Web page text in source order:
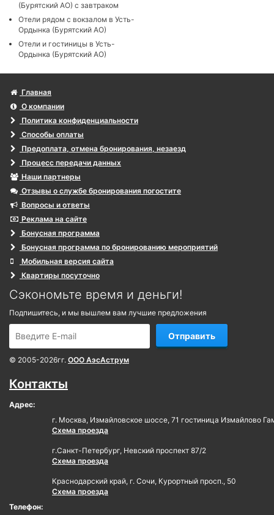
(Бурятский АО) с завтраком
Отели рядом с вокзалом в Усть-
Ордынка (Бурятский АО)
Отели и гостиницы в Усть-
Ордынка (Бурятский АО)
Главная
О компании
Политика конфиденциальности
Способы оплаты
Предоплата, отмена бронирования, незаезд
Процесс передачи данных
Наши партнеры
Отзывы о службе бронирования погостите
Вопросы и ответы
Реклама на сайте
Бонусная программа
Бонусная программа по бронированию мероприятий
Мобильная версия сайта
Квартиры посуточно
Сэкономьте время и деньги!
Подпишитесь, и мы вышлем вам лучшие предложения
Отправить
© 2005-2026гг. ООО АэсАструм
Контакты
Адрес:
г. Москва, Измайловское шоссе, 71 гостиница Измайлово
Схема проезда
г.Санкт-Петербург, Невский проспект 87/2
Схема проезда
Краснодарский край, г. Сочи, Курортный просп., 50
Схема проезда
Телефон: